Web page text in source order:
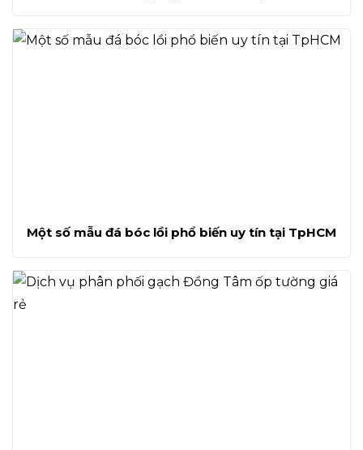
Một số mẫu đá bóc lồi phổ biến uy tín tại TpHCM